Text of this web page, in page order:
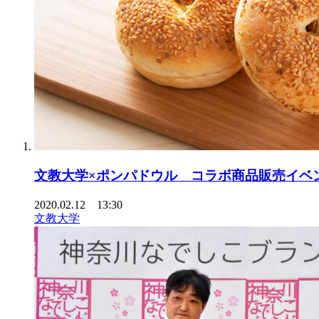
文教大学×ポンパドウル コラボ商品販売イベ
2020.02.12 13:30
文教大学